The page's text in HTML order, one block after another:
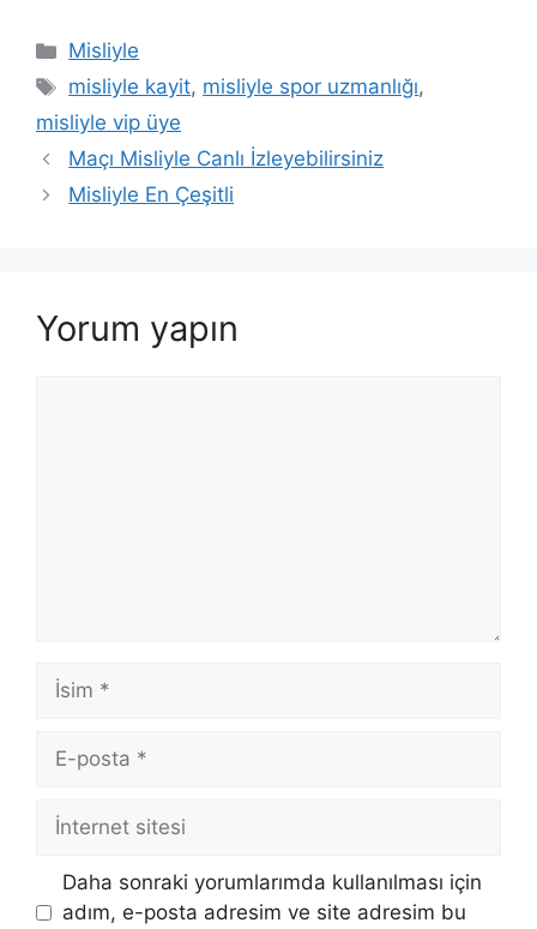
Kategoriler
Misliyle
Etiketler
misliyle kayit, misliyle spor uzmanlığı,
misliyle vip üye
Maçı Misliyle Canlı İzleyebilirsiniz
Misliyle En Çeşitli
Yorum yapın
İsim
posta
İnternet
Daha sonraki yorumlarımda kullanılması için
adım, e-posta adresim ve site adresim bu